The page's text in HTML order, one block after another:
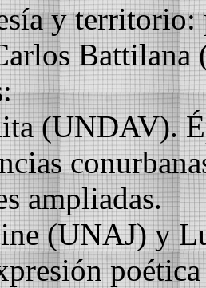
y territorio:
(UNDAV).
ampliadas.
(UNAJ) y